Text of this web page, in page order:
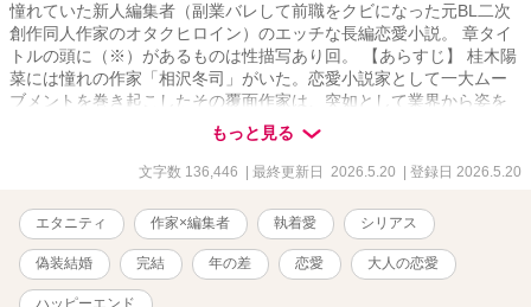
憧れていた新人編集者（副業バレして前職をクビになった元BL二次
創作同人作家のオタクヒロイン）のエッチな長編恋愛小説。 章タイ
トルの頭に（※）があるものは性描写あり回。 【あらすじ】 桂木陽
菜には憧れの作家「相沢冬司」がいた。恋愛小説家として一大ムー
ブメントを巻き起こしたその覆面作家は、突如として業界から姿を
消した。時は過ぎ、陽菜は立派なオタク女子へ成長を遂げていた。
己のミスのせいで職場でオタバレ、同人作家バレのWパンチを喰ら
った陽菜は退職を余儀なくされる。 しかし友人のアシストのおかげ
イと思いきや…？ 陽菜に待っていたのは、「官能小説部門の新人編
集者」という、処女の彼女にとって知らないことだらけの淫靡で未
知な洗礼だった。 しかも担当作家として紹介された「相楽あおい」
という官能小説家は数日前に出会ったデリカシーのない軽率なオト
もっと見る
文字数 136,446 | 最終更新日 2026.5.20 | 登録日 2026.5.20
エタニティ 作家×編集者 執着愛 シリアス
偽装結婚 完結 年の差 恋愛 大人の恋愛